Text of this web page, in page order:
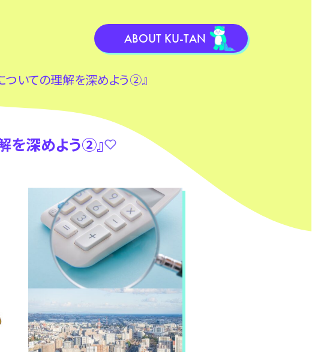
ABOUT KU-TAN
ついての理解を深めよう②』
を深めよう②』